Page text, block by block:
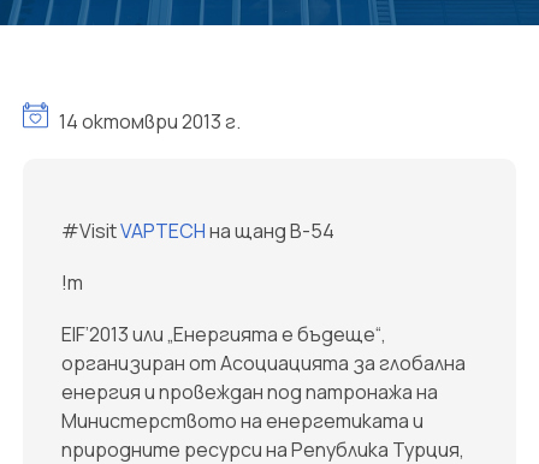
14 октомври 2013 г.
#VisitVAPTECHна щанд B-54
!m
EIF’2013 или „Енергията е бъдеще“,
организиран от Асоциацията за глобална
енергия и провеждан под патронажа на
Министерството на енергетиката и
природните ресурси на Република Турция,